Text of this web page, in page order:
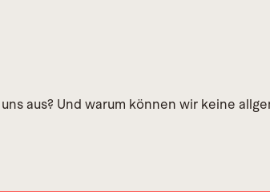
aus? Und warum können wir keine